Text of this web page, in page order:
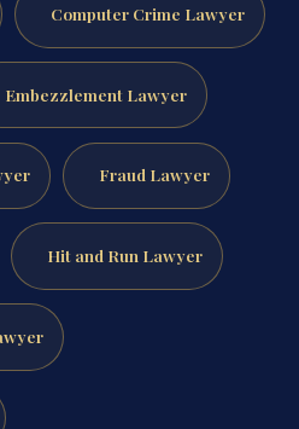
Computer Crime Lawyer
Embezzlement Lawyer
Fraud Lawyer
Hit and Run Lawyer